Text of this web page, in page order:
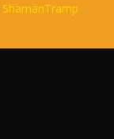
ShamanTramp